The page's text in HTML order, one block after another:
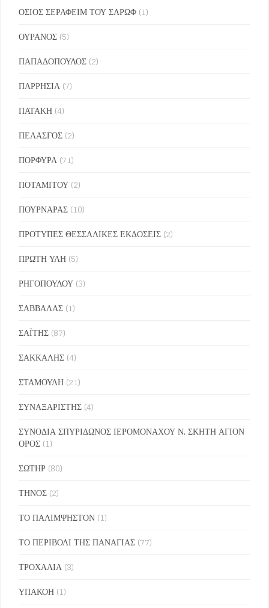
ΟΣΙΟΣ ΣΕΡΑΦΕΙΜ ΤΟΥ ΣΑΡΩΦ (1)
ΟΥΡΑΝΟΣ (5)
ΠΑΠΑΔΟΠΟΥΛΟΣ (2)
ΠΑΡΡΗΣΙΑ (7)
ΠΑΤΑΚΗ (4)
ΠΕΛΑΣΓΟΣ (2)
ΠΟΡΦΥΡΑ (71)
ΠΟΤΑΜΙΤΟΥ (2)
ΠΟΥΡΝΑΡΑΣ (10)
ΠΡΟΤΥΠΕΣ ΘΕΣΣΑΛΙΚΕΣ ΕΚΔΟΣΕΙΣ (2)
ΠΡΩΤΗ ΥΛΗ (5)
ΡΗΓΟΠΟΥΛΟΥ (3)
ΣΑΒΒΑΛΑΣ (1)
ΣΑΪΤΗΣ (87)
ΣΑΚΚΑΛΗΣ (4)
ΣΤΑΜΟΥΛΗ (21)
ΣΥΝΑΞΑΡΙΣΤΗΣ (4)
ΣΥΝΟΔΙΑ ΣΠΥΡΙΔΩΝΟΣ ΙΕΡΟΜΟΝΑΧΟΥ Ν. ΣΚΗΤΗ ΑΓΙΟΝ
ΟΡΟΣ (1)
ΣΩΤΗΡ (80)
ΤΗΝΟΣ (2)
ΤΟ ΠΑΛΙΜΨΗΣΤΟΝ (1)
ΤΟ ΠΕΡΙΒΟΛΙ ΤΗΣ ΠΑΝΑΓΙΑΣ (77)
ΤΡΟΧΑΛΙΑ (3)
ΥΠΑΚΟΗ (1)